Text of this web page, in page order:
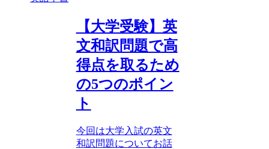
【大学受験】英
文和訳問題で高
得点を取るため
の5つのポイン
ト
今回は大学入試の英文
和訳問題についてお話